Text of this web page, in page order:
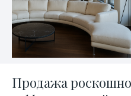
Продажа